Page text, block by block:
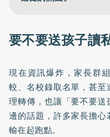
要不要送孩子讀
現在資訊爆炸，家長群
較、名校錄取名單，甚
理轉傳，也讓「要不要
邊的話題，許多家長擔
輸在起跑點。